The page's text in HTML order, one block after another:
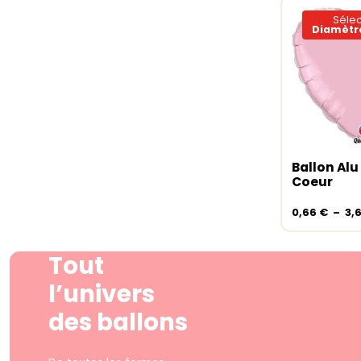
Choix
Ballon
Coeur
0,66 € –
Tout
l’univers
des ballons